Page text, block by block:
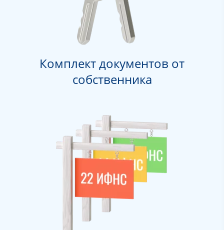
Комплект документов от
собственника